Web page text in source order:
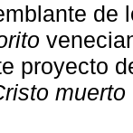
de
proyecto
muerto